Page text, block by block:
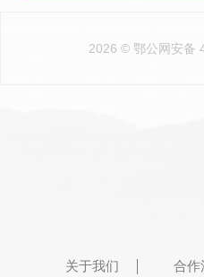
2026 © 鄂公网安备
关于我们 合作